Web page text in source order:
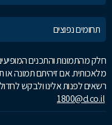
תחומים נפוצים
חלק מהתמונות והתכנים
מלאכותית. אם זיהיתם תמונה או
רשאים לפנות אלינו ולבקש
1800@d.co.il